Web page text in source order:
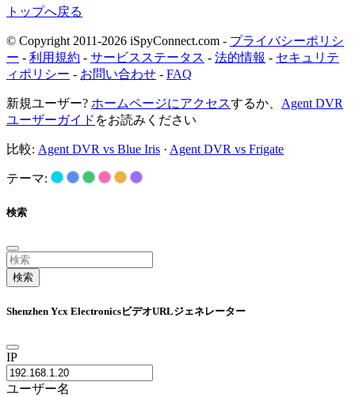
トップへ戻る
© Copyright 2011-2026 iSpyConnect.com - プライバシーポリシ
ー - 利用規約 - サービスステータス - 法的情報 - セキュリテ
ィポリシー - お問い合わせ - FAQ
新規ユーザー? ホームページにアクセスするか、 Agent DVR
ユーザーガイド をお読みください
比較: Agent DVR vs Blue Iris · Agent DVR vs Frigate
テーマ:
検索
検索
Shenzhen Ycx ElectronicsビデオURLジェネレーター
IP
ユーザー名